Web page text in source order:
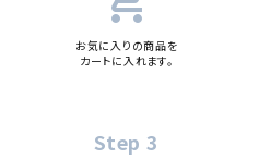
お気に入りの商品を
カートに入れます。
Step 3